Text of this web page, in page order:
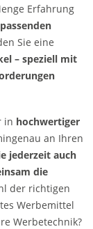
Erfahrung
Sie eine
– speziell mit
in hochwertiger
an Ihren
jederzeit auch
die
der richtigen
Werbemittel
Werbetechnik?